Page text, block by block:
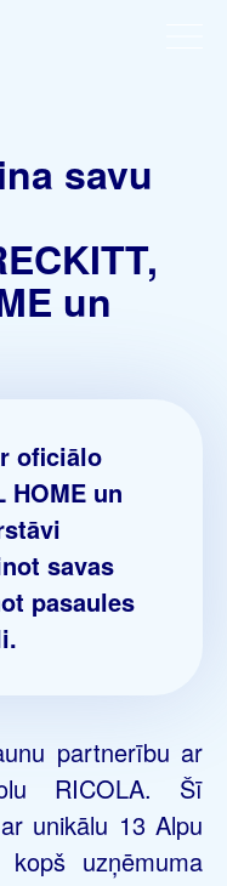
savu
un
oficiālo
HOME un
savas
pasaules
partnerību ar
RICOLA. Šī
unikālu 13 Alpu
uzņēmuma